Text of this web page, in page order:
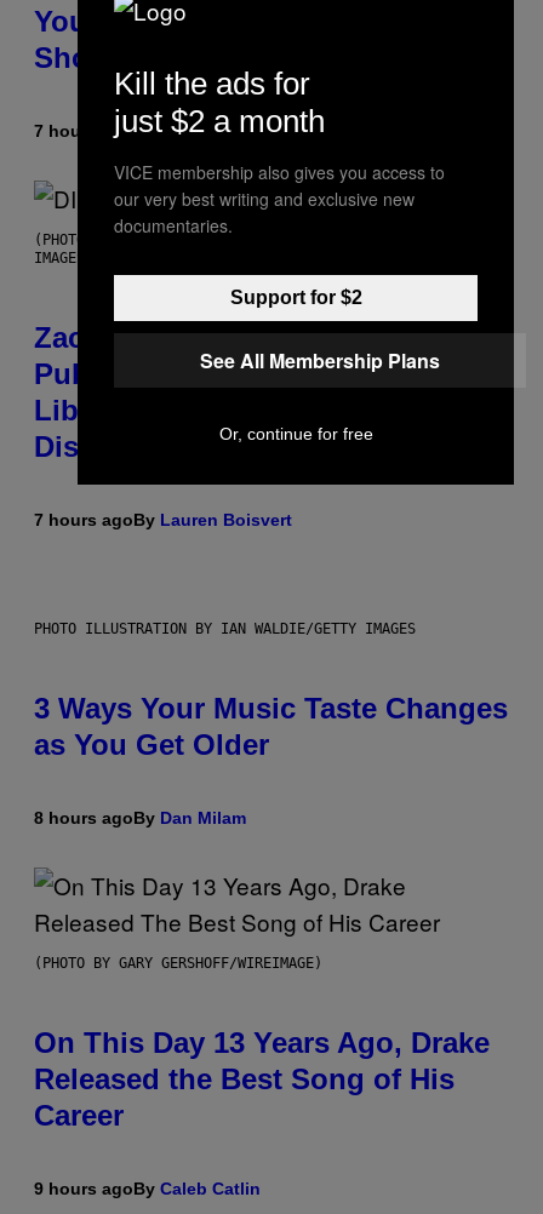
You Don’t Know if You Like
Shoegaze
7 hours agoByStephen Andrew Galiher
(PHOTO BY ROBERTO PANUCCI – CORBIS/CORBIS VIA GETTY
IMAGES)
Zachary Cole Smith Wants a
Publicly Owned Music Streaming
Library Built on Spotify’s
Dismantled Bones
7 hours agoBy Lauren Boisvert
PHOTO ILLUSTRATION BY IAN WALDIE/GETTY IMAGES
3 Ways Your Music Taste Changes
as You Get Older
8 hours agoBy Dan Milam
(PHOTO BY GARY GERSHOFF/WIREIMAGE)
On This Day 13 Years Ago, Drake
Released the Best Song of His
Career
9 hours agoBy Caleb Catlin
Kill the ads for
just $2 a month
VICE membership also gives you access to
our very best writing and exclusive new
documentaries.
Support for $2
See All Membership Plans
Or, continue for free